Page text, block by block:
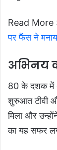
Read More
पर फैंस ने
अभिनय
80 के दशक में
शुरुआत टीवी
मिला और
का यह सफर